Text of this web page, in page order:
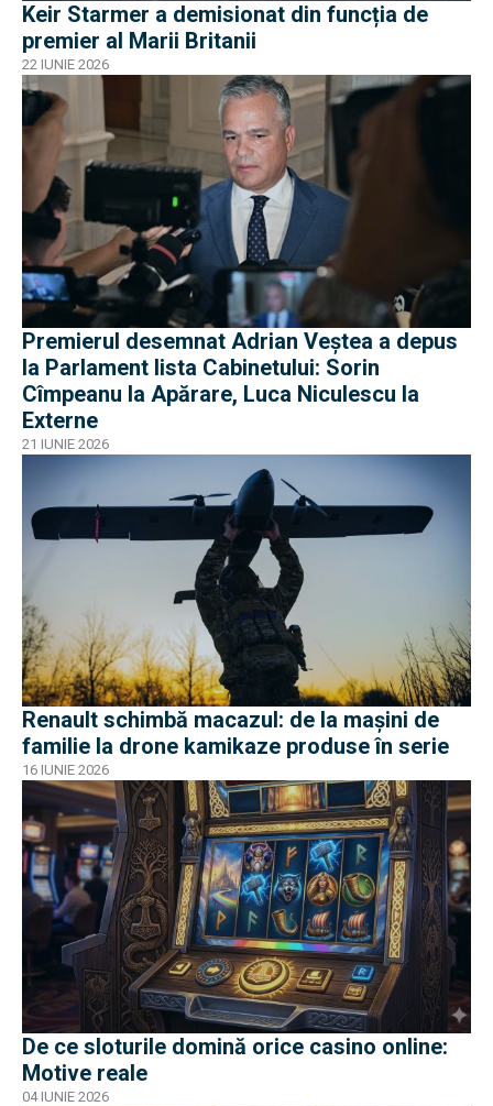
Keir Starmer a demisionat din funcția de
premier al Marii Britanii
22 IUNIE 2026
Premierul desemnat Adrian Veștea a depus
la Parlament lista Cabinetului: Sorin
Cîmpeanu la Apărare, Luca Niculescu la
Externe
21 IUNIE 2026
Renault schimbă macazul: de la mașini de
familie la drone kamikaze produse în serie
16 IUNIE 2026
De ce sloturile domină orice casino online:
Motive reale
04 IUNIE 2026